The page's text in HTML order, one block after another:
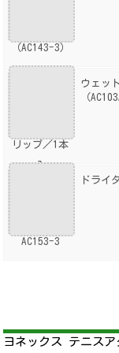
ウェッ
（
ドライ
ヨネックス テニス